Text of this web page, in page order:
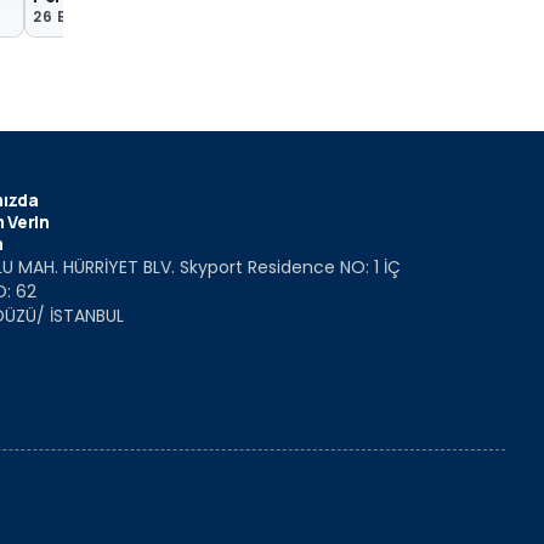
26 Eyl 2023
Verin
MAH. HÜRRİYET BLV. Skyport Residence NO: 1 İÇ
62
İSTANBUL